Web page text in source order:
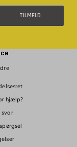
TILMELD
hjælp?
svar